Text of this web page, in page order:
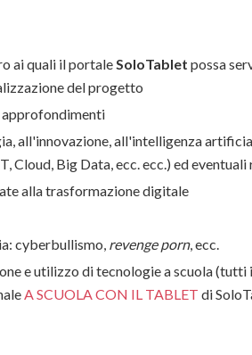
ai quali il portale SoloTablet possa
del progetto
approfondimenti
all'innovazione, all'intelligenza
Big Data, ecc. ecc.) ed eventuali
alla trasformazione digitale
cyberbullismo, revenge porn, ecc.
e utilizzo di tecnologie a scuola
A SCUOLA CON IL TABLET di